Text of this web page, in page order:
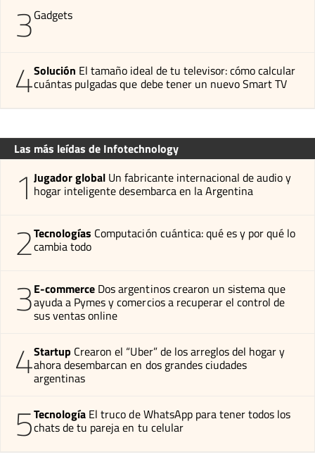
3Gadgets
4Solución El tamaño ideal de tu televisor: cómo calcular
cuántas pulgadas que debe tener un nuevo Smart TV
Las más leídas de Infotechnology
1 Jugador global Un fabricante internacional de audio y
hogar inteligente desembarca en la Argentina
2Tecnologías Computación cuántica: qué es y por qué lo
cambia todo
3E-commerce Dos argentinos crearon un sistema que
ayuda a Pymes y comercios a recuperar el control de
sus ventas online
4Startup Crearon el “Uber” de los arreglos del hogar y
ahora desembarcan en dos grandes ciudades
argentinas
5Tecnología El truco de WhatsApp para tener todos los
chats de tu pareja en tu celular